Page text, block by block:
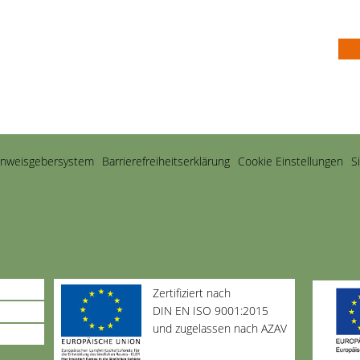
Barriere­freiheits­erklärung Cookie Einstellungen
Zertifiziert nach
DIN EN ISO 9001:2015
und zugelassen nach AZAV